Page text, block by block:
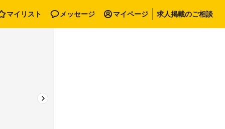
マイリスト メッセージ マイページ 求人掲載のご相談